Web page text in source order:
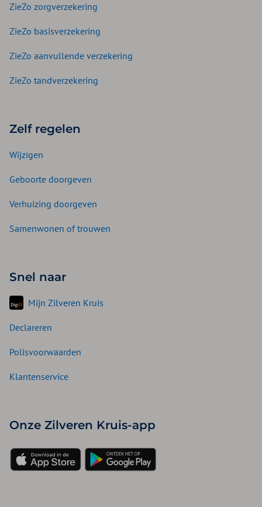
ZieZo zorgverzekering
ZieZo basisverzekering
ZieZo aanvullende verzekering
ZieZo tandverzekering
Zelf regelen
Wijzigen
Geboorte doorgeven
Verhuizing doorgeven
Samenwonen of trouwen
Snel naar
Mijn Zilveren Kruis
Declareren
Polisvoorwaarden
Klantenservice
Onze Zilveren Kruis-app